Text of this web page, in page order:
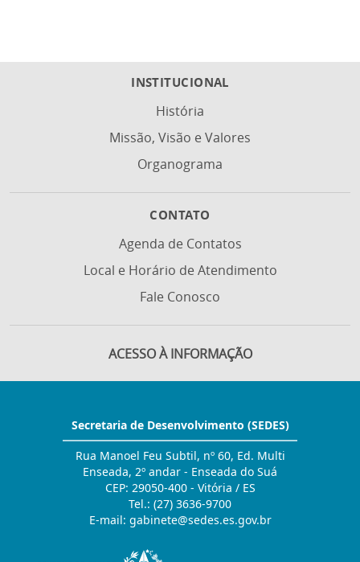
INSTITUCIONAL
História
Missão, Visão e Valores
Organograma
CONTATO
Agenda de Contatos
Local e Horário de Atendimento
Fale Conosco
ACESSO À INFORMAÇÃO
Secretaria de Desenvolvimento (SEDES)
Rua Manoel Feu Subtil, nº 60, Ed. Multi
Enseada, 2º andar - Enseada do Suá
CEP: 29050-400 - Vitória / ES
Tel.: (27) 3636-9700
E-mail: gabinete@sedes.es.gov.br